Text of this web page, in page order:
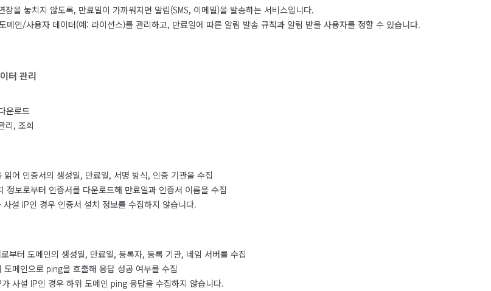
을 놓치지 않도록, 만료일이 가까워지면 알림(SMS, 이메일)을 발송하는 서비스입니다.
메인/사용자 데이터(예: 라이선스)를 관리하고, 만료일에 따른 알림 발송 규칙과 알림 받을 사용자를 정할 수 있습니다.
터 관리
운로드
리, 조회
어 인증서의 생성일, 만료일, 서명 방식, 인증 기관을 수집
정보로부터 인증서를 다운로드해 만료일과 인증서 이름을 수집
설 IP인 경우 인증서 설치 정보를 수집하지 않습니다.
부터 도메인의 생성일, 만료일, 등록자, 등록 기관, 네임 서버를 수집
메인으로 ping을 호출해 응답 성공 여부를 수집
사설 IP인 경우 하위 도메인 ping 응답을 수집하지 않습니다.